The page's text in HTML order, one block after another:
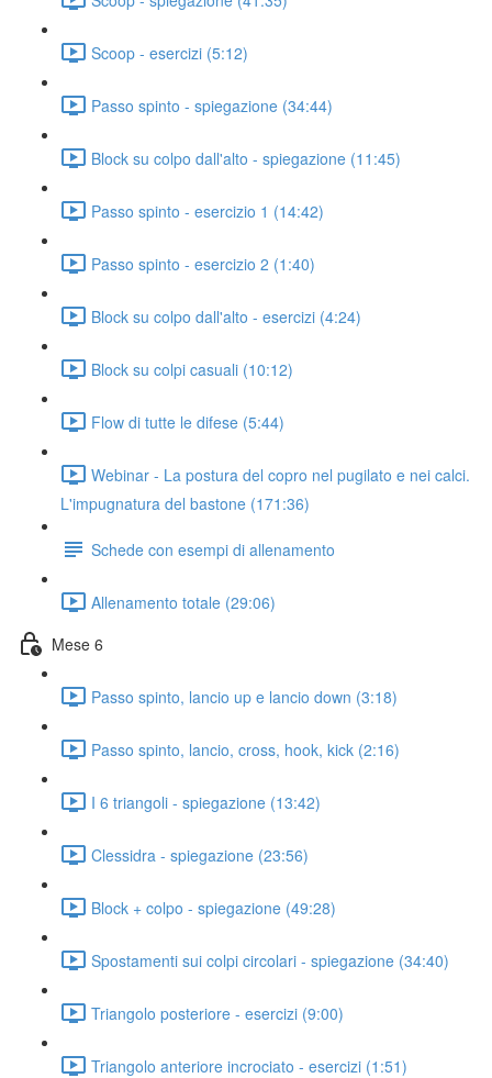
Scoop - esercizi (5:12)
Passo spinto - spiegazione (34:44)
Block su colpo dall'alto - spiegazione (11:45)
Passo spinto - esercizio 1 (14:42)
Passo spinto - esercizio 2 (1:40)
Block su colpo dall'alto - esercizi (4:24)
Block su colpi casuali (10:12)
Flow di tutte le difese (5:44)
Webinar - La postura del copro nel pugilato e nei calci.
L'impugnatura del bastone (171:36)
Schede con esempi di allenamento
Allenamento totale (29:06)
Mese 6
Passo spinto, lancio up e lancio down (3:18)
Passo spinto, lancio, cross, hook, kick (2:16)
I 6 triangoli - spiegazione (13:42)
Clessidra - spiegazione (23:56)
Block + colpo - spiegazione (49:28)
Spostamenti sui colpi circolari - spiegazione (34:40)
Triangolo posteriore - esercizi (9:00)
Triangolo anteriore incrociato - esercizi (1:51)